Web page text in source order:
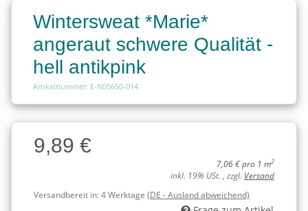
Wintersweat *Marie*
angeraut schwere Qualität -
hell antikpink
Artikelnummer: E-N05650-014
Charge
Charge9,89 €
7,06 € pro 1 m2
inkl. 19% USt. , zzgl. Versand
Versandbereit in:4 Werktage (DE - Ausland abweichend)